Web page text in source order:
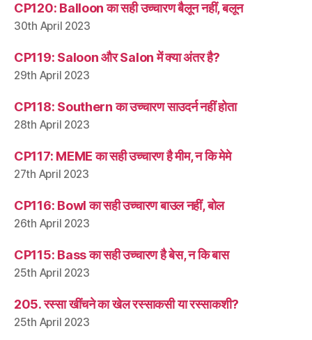
CP120: Balloon का सही उच्चारण बैलून नहीं, बलून
30th April 2023
CP119: Saloon और Salon में क्या अंतर है?
29th April 2023
CP118: Southern का उच्चारण साउदर्न नहीं होता
28th April 2023
CP117: MEME का सही उच्चारण है मीम, न कि मेमे
27th April 2023
CP116: Bowl का सही उच्चारण बाउल नहीं, बोल
26th April 2023
CP115: Bass का सही उच्चारण है बेस, न कि बास
25th April 2023
205. रस्सा खींचने का खेल रस्साकसी या रस्साकशी?
25th April 2023